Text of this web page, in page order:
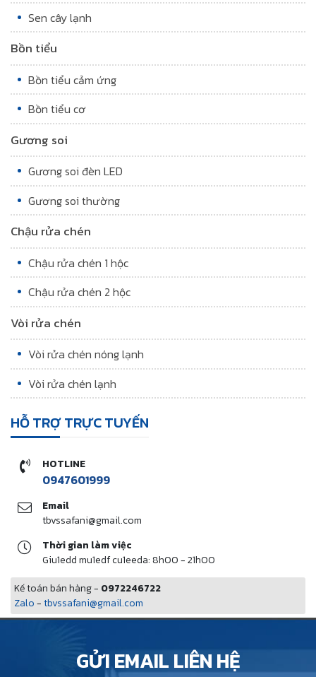
Sen cây lạnh
Bồn tiểu
Bồn tiểu cảm ứng
Bồn tiểu cơ
Gương soi
Gương soi đèn LED
Gương soi thường
Chậu rửa chén
Chậu rửa chén 1 hộc
Chậu rửa chén 2 hộc
Vòi rửa chén
Vòi rửa chén nóng lạnh
Vòi rửa chén lạnh
HỖ TRỢ TRỰC TUYẾN
HOTLINE
0947601999
Email
tbvssafani@gmail.com
Thời gian làm việc
Giu1edd mu1edf cu1eeda: 8h00 - 21h00
Kế toán bán hàng - 0972246722
Zalo-tbvssafani@gmail.com
GỬI EMAIL LIÊN HỆ